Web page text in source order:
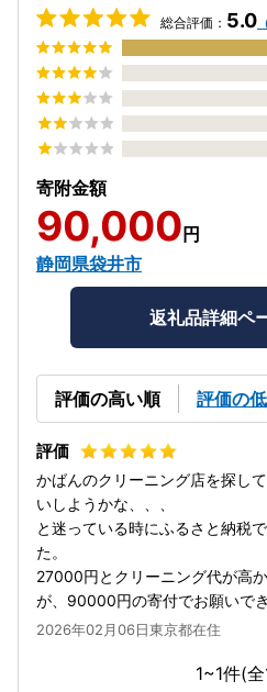
総合評価： 5.0
寄附金額
90,000円
静岡県袋井市
返礼品詳細ペ
評価の高い順 評価の
かばんのクリーニング店を探し
いしようかな、、、
と迷っている時にふるさと納税
た。
27000円とクリーニング代が高
が、90000円の寄付でお願いでき
2026年02月06日東京都在住
1~1件(全